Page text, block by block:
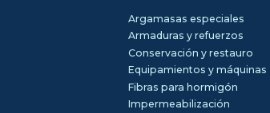
Argamasas especiales
Armaduras y refuerzos
Conservación y restauro
Equipamientos y máquinas
Fibras para hormigón
Impermeabilización